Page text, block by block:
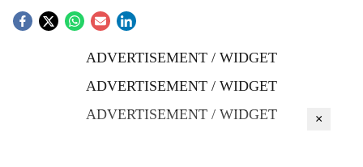
ADVERTISEMENT / WIDGET
ADVERTISEMENT / WIDGET
ADVERTISEMENT / WIDGET
×